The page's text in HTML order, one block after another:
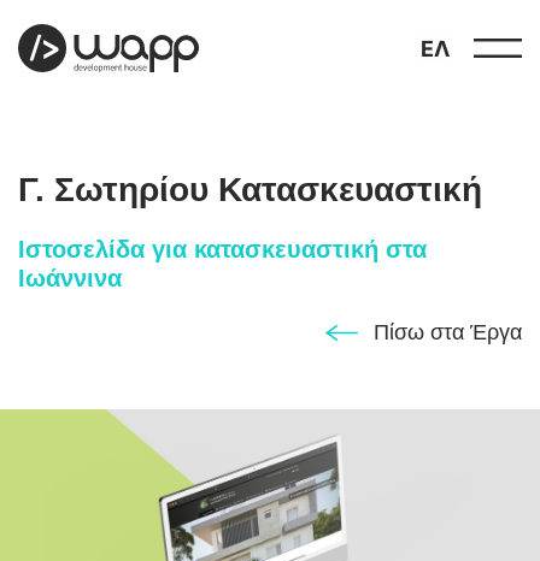
ΕΛ
έργα
υπηρεσίες
Γ. Σωτηρίου Κατασκευαστική
Ιστοσελίδα για κατασκευαστική στα
Ιωάννινα
Πίσω στα Έργα